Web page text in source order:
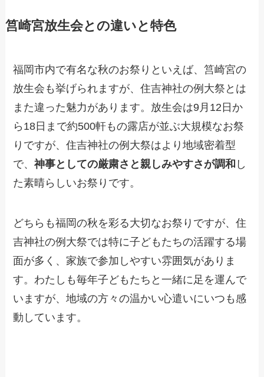
筥崎宮放生会との違いと特色
福岡市内で有名な秋のお祭りといえば、筥崎宮の
放生会も挙げられますが、住吉神社の例大祭とは
また違った魅力があります。放生会は9月12日か
ら18日まで約500軒もの露店が並ぶ大規模なお祭
りですが、住吉神社の例大祭はより地域密着型
で、神事としての厳粛さと親しみやすさが調和 し
た素晴らしいお祭りです。
どちらも福岡の秋を彩る大切なお祭りですが、住
吉神社の例大祭では特に子どもたちの活躍する場
面が多く、家族で参加しやすい雰囲気がありま
す。わたしも毎年子どもたちと一緒に足を運んで
いますが、地域の方々の温かい心遣いにいつも感
動しています。